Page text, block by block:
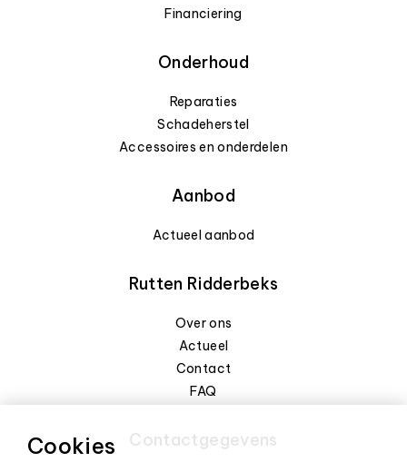
Cookies
Financiering
Onderhoud
Reparaties
Schadeherstel
Accessoires en onderdelen
Aanbod
Actueel aanbod
Rutten Ridderbeks
Over ons
Actueel
Contact
FAQ
Contactgegevens